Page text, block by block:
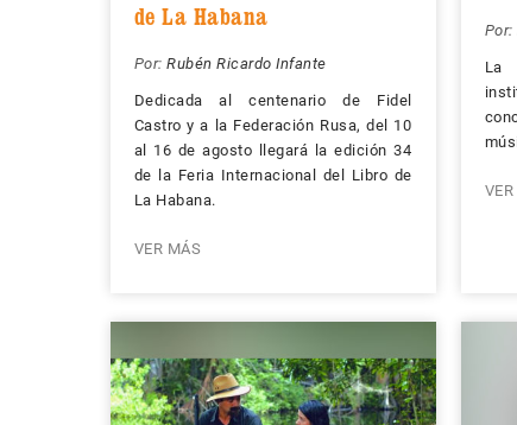
de La Habana
Por: Rubén Ricardo Infante
Dedicada al centenario de Fidel
Castro y a la Federación Rusa, del 10
al 16 de agosto llegará la edición 34
de la Feria Internacional del Libro de
La Habana.
VER MÁS
Por:
La